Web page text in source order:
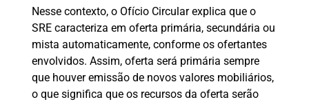
Nesse contexto, o Ofício Circular explica que o
SRE caracteriza em oferta primária, secundária ou
mista automaticamente, conforme os ofertantes
envolvidos. Assim, oferta será primária sempre
que houver emissão de novos valores mobiliários,
o que significa que os recursos da oferta serão